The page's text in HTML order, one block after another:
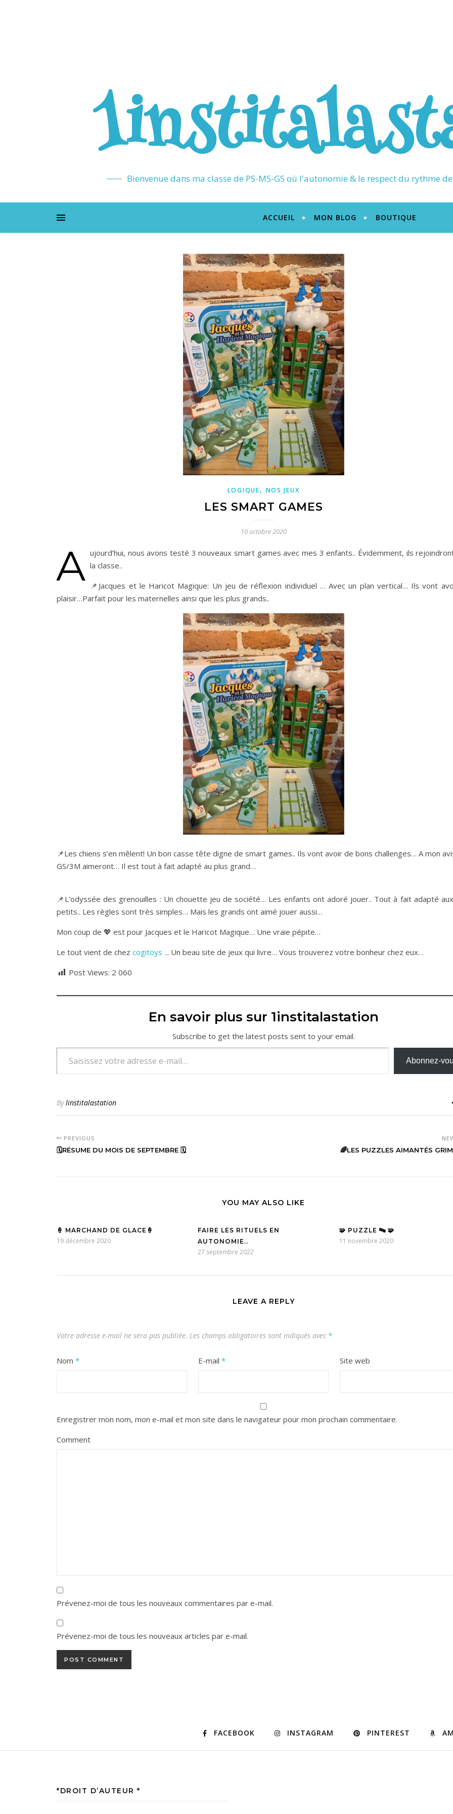
Bienvenue dans ma classe de PS-MS-GS où l'autonomie & le respect du rythme
ACCUEIL MON BLOG BOUTIQUE
LOGIQUE, NOS JEUX
LES SMART GAMES
10 octobre 2020
A ujourd’hui, nous avons testé 3 nouveaux smart games avec mes 3 enfants.. Évidemment, ils
la classe..
📌Jacques et le Haricot Magique: Un jeu de réflexion individuel … Avec un plan vertical… Ils vont
plaisir…Parfait pour les maternelles ainsi que les plus grands..
📌Les chiens s’en mêlent! Un bon casse tête digne de smart games.. Ils vont avoir de bons challenges… A mon
GS/3M aimeront… Il est tout à fait adapté au plus grand…
📌L’odyssée des grenouilles : Un chouette jeu de société… Les enfants ont adoré jouer.. Tout à fait adapté
petits.. Les règles sont très simples… Mais les grands ont aimé jouer aussi…
Mon coup de 💖 est pour Jacques et le Haricot Magique… Une vraie pépite…
Le tout vient de chez cogitoys ... Un beau site de jeux qui livre… Vous trouverez votre bonheur chez eux…
Post Views: 2 060
En savoir plus sur 1institalastation
Subscribe to get the latest posts sent to your email.
Saisissez votre adresse e-mail…
Abonnez-
Bylinstitalastation
PREVIOUS
🗓RÉSUME DU MOIS DE SEPTEMBRE 🗓 🌈LES PUZZLES AIMANTÉS
YOU MAY ALSO LIKE
🍦 MARCHAND DE GLACE🍦
19 décembre 2020
FAIRE LES RITUELS EN
AUTONOMIE..
27 septembre 2022
🧩 PUZZLE 🔤 🧩
11 novembre 2020
LEAVE A REPLY
Votre adresse e-mail ne sera pas publiée. Les champs obligatoires sont indiqués avec *
Nom * E-mail * Site web
Enregistrer mon nom, mon e-mail et mon site dans le navigateur pour mon prochain commentaire.
Comment
Prévenez-moi de tous les nouveaux commentaires par e-mail.
Prévenez-moi de tous les nouveaux articles par e-mail.
FACEBOOK INSTAGRAM PINTEREST
*DROIT D’AUTEUR *